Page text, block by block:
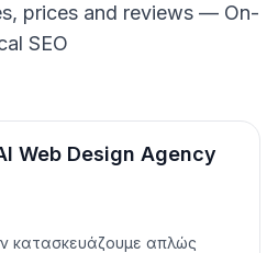
prices and reviews — On-
SEO
Web Design Agency
κατασκευάζουμε απλώς